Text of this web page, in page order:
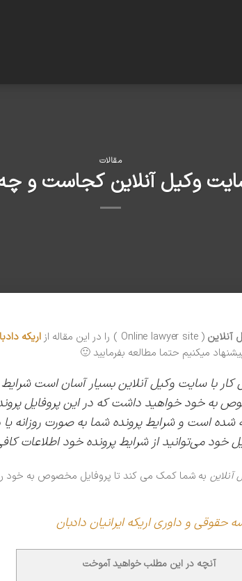
مقالات
وکیل آنلاین کجاست و چه
آنلاین ( Online lawyer site ) را در این مقاله از اریکه
میکنیم حتما مطالعه بفرمایید 🙂
کار با سایت وکیل آنلاین بسیار آسان است
به خود خواهید داشت که در این پروفایل
شده است و شرایط پرونده شما به صورت روزانه
خود می‌توانید از شرایط پرونده خود اطلاعات
به شما کمک می کند تا پروفایل مخصوص به خود
حقوقی و داوری اریکه ایرانیان دادبان
آنچه در این مطلب خواهید آموخت